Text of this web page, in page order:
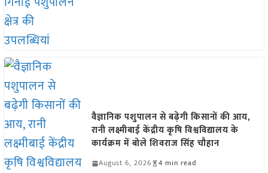
वैज्ञानिक पशुपालन से बढ़ेगी किसानों की आय,
रानी लक्ष्मीबाई केंद्रीय कृषि विश्वविद्यालय के
कार्यक्रम में बोले शिवराज सिंह चौहान
August 6, 2026 4 min read